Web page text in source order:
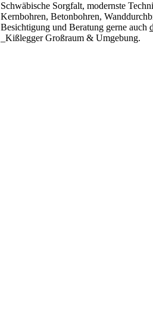
Schwäbische Sorgfalt, modernste
Kernbohren, Betonbohren,
Besichtigung und Beratung gerne auch
_Kißlegger Großraum & Umgebung.